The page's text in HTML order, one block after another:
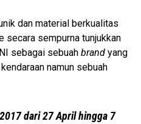
dan material berkualitas
sempurna tunjukkan
sebagai sebuah brand yang
namun sebuah
dari 27 April hingga 7